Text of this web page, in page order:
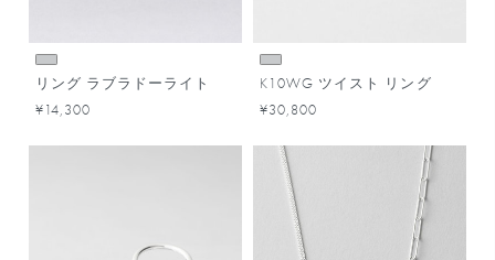
リング ラブラドーライト
¥14,300
K10WG ツイスト リング
¥30,800